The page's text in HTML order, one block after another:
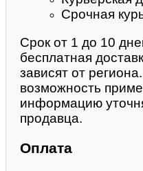
Срочная
Срок от 1 до 10
бесплатная
зависят от
возможность
информацию
продавца.
Оплата